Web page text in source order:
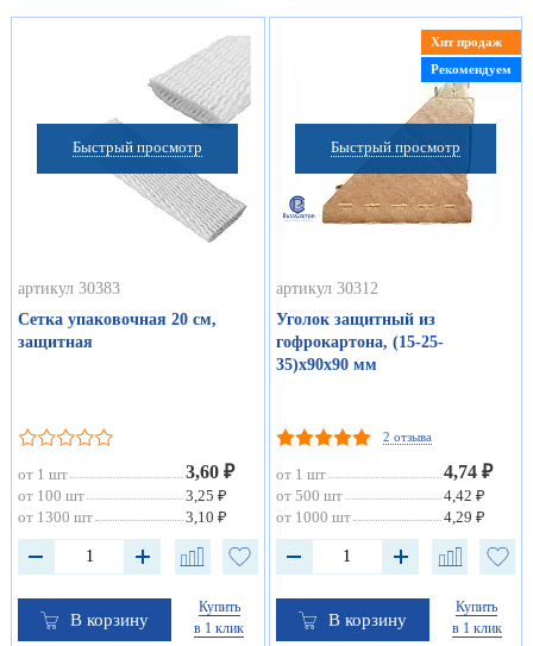
Быстрый просмотр
артикул 30383
Сетка упаковочная 20 см,
защитная
от 1 шт 3,60 ₽
от 100 шт
3,25 ₽
от 1300 шт
3,10 ₽
В корзину
Купить
в 1 клик
Быстрый просмотр
Хит продаж
Рекомендуем
артикул 30312
Уголок защитный из
гофрокартона, (15-25-
35)х90х90 мм
2 отзыва
от 1 шт 4,74 ₽
от 500 шт
4,42 ₽
от 1000 шт
4,29 ₽
В корзину
Купить
в 1 клик